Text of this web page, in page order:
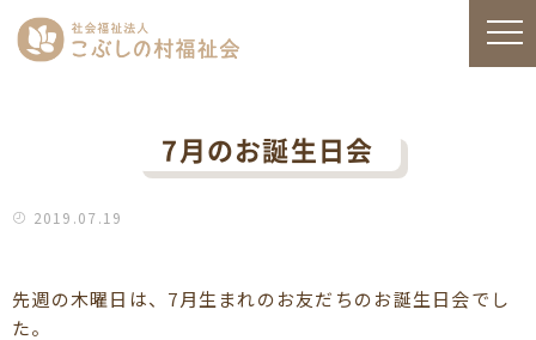
7月のお誕生日会
2019.07.19
先週の木曜日は、7月生まれのお友だちのお誕生日会でし
た。